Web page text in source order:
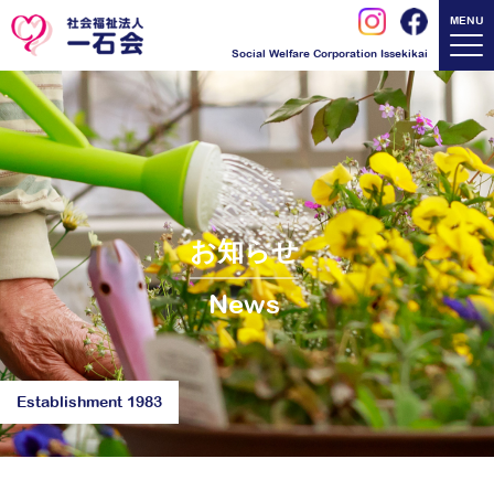
Social Welfare Corporation Issekikai
MENU
お知らせ
News
Establishment 1983